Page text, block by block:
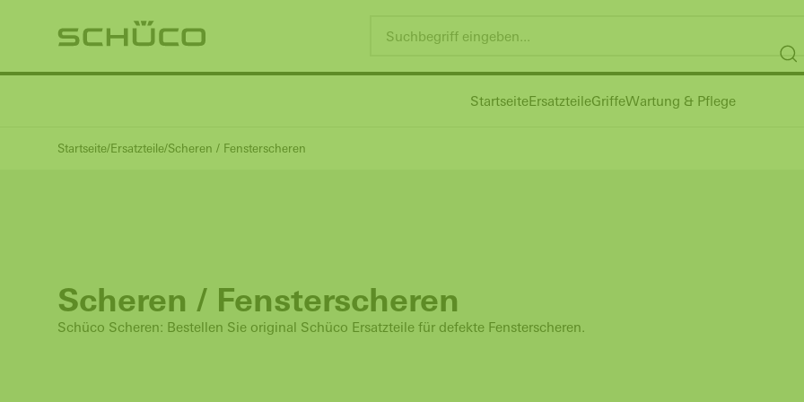
StartseiteErsatzteileGriffeWartung & Pflege
Startseite Ersatzteile Scheren / Fensterscheren
Scheren / Fensterscheren
Schüco Scheren: Bestellen Sie original Schüco Ersatzteile für defekte Fensterscheren.